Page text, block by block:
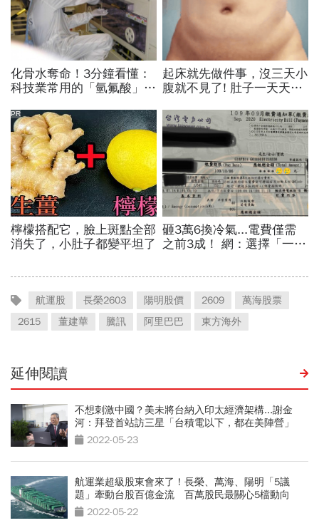
航運股 長榮2603 陽明股價 2609
萬海股票
2615
董建華 騰訊 阿里巴巴 東方海外
延伸閱讀
不想刺激中國？美未將台納入印太經濟架構...謝金
河：拜登首站訪三星「台積電以下，都在美陣營」
2022-05-23
航運業超級股東會來了！長榮、萬海、陽明「5議
題」牽動台股百億金流 百萬股民最關心5檔動向
2022-05-22